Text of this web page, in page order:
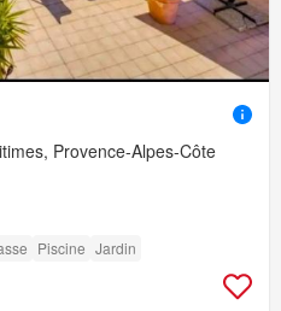
Provence-Alpes-Côte
Piscine Jardin